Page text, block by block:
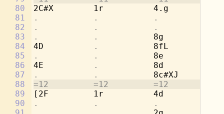
80
81
82
83
84
85
86
87
88
89
90
2C#X        1r          4.g
.           .           .
.           .           .
.           . 8g
4D
. 8fL
.           . 8e
4E
. 8d
.           . 8c#XJ
=12         =12         =12
[2F         1r          4d
.           .           .